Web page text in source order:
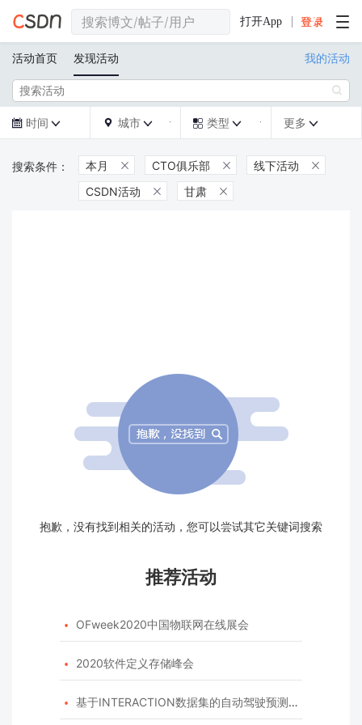
打开App
活动首页 发现活动 我的活动

 时间   城市   类型  更多 
本月  CTO俱乐部  线下活动 
CSDN活动  甘肃 
抱歉，没有找到相关的活动，您可以尝试其它关键词搜索
推荐活动
 OFweek2020中国物联网在线展会
 2020软件定义存储峰会
 基于INTERACTION数据集的自动驾驶预测模型挑战赛